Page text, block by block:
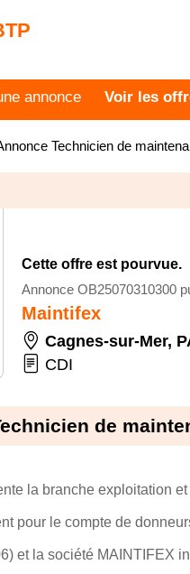
annonce Voir les
Technicien de
Cette offre est pourvue.
Annonce OB25070310300
Maintifex
Cagnes-sur-Mer,
CDI
de
la branche exploitation
pour le compte de
et la société MAINTIFEX